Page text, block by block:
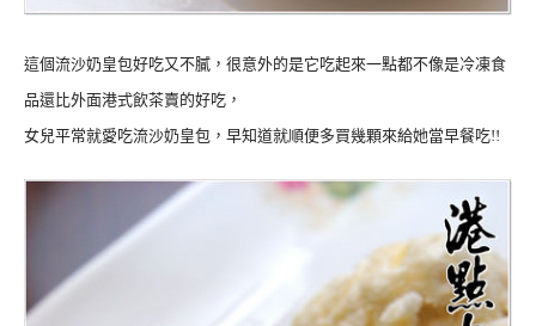
這個流沙奶皇包好吃又不膩，很意外的是它吃起來一點都不像是冷凍食
品還比外面港式飲茶賣的好吃，
女兒平常就愛吃流沙奶皇包，早知道就順便多買幾顆來給她當早餐吃!!